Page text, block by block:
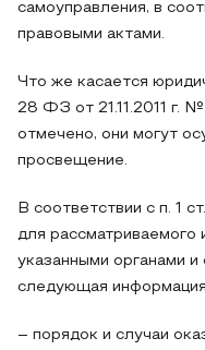
самоуправления, в
правовыми актами.
Что же касается
28 ФЗ от 21.11.2011 г.
отмечено, они могут
просвещение.
В соответствии с п. 1
для
указанными органами
следующая
– порядок и случаи